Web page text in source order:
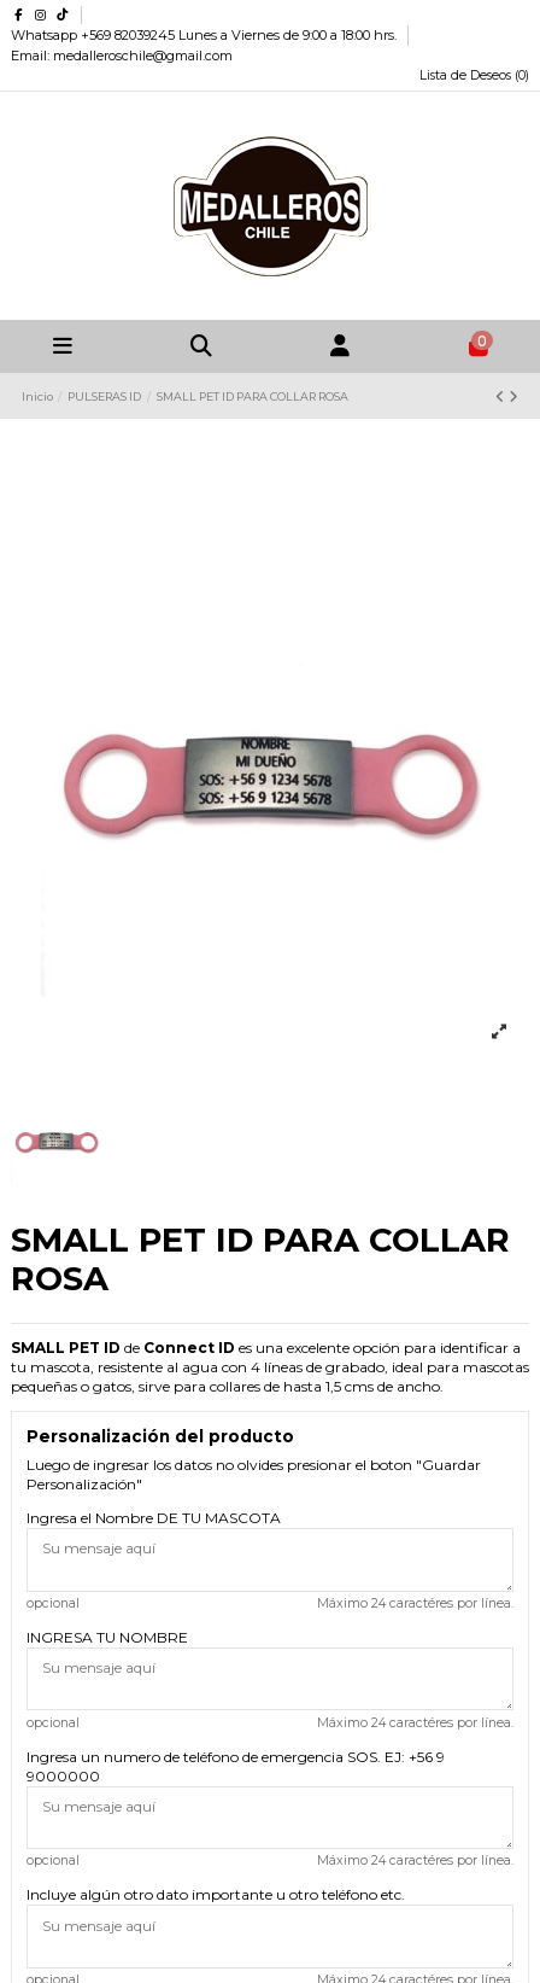
Whatsapp +569 82039245 Lunes a Viernes de 9:00 a 18:00 hrs.
Email: medalleroschile@gmail.com
Lista de Deseos (0)
0
Inicio PULSERAS ID SMALL PET ID PARA COLLAR ROSA
SMALL PET ID PARA COLLAR
ROSA
SMALL PET ID de Connect ID es una excelente opción para identificar a
tu mascota, resistente al agua con 4 líneas de grabado, ideal para mascotas
pequeñas o gatos, sirve para collares de hasta 1,5 cms de ancho.
Personalización del producto
Luego de ingresar los datos no olvides presionar el boton "Guardar
Personalización"
Ingresa el Nombre DE TU MASCOTA
opcional Máximo 24 caractéres por línea.
INGRESA TU NOMBRE
opcional Máximo 24 caractéres por línea.
Ingresa un numero de teléfono de emergencia SOS. EJ: +56 9
9000000
opcional Máximo 24 caractéres por línea.
Incluye algún otro dato importante u otro teléfono etc.